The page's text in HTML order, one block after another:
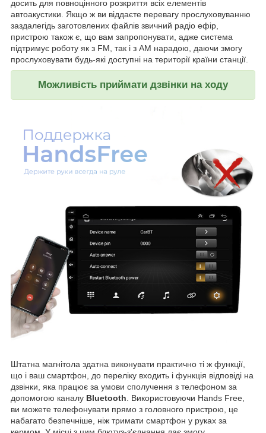
досить для повноцінного розкриття всіх елементів
автоакустики. Якщо ж ви віддаєте перевагу прослуховуванню
заздалегідь заготовлених файлів звичний радіо ефір,
пристрою також є, що вам запропонувати, адже система
підтримує роботу як з FM, так і з AM нарадою, даючи змогу
прослуховувати будь-які доступні на території країни станції.
Можливість приймати дзвінки на ходу
Штатна магнітола здатна виконувати практично ті ж функції,
що і ваш смартфон, до переліку входить і функція відповіді на
дзвінки, яка працює за умови сполучення з телефоном за
допомогою каналу Bluetooth. Використовуючи Hands Free,
ви можете телефонувати прямо з головного пристрою, це
набагато безпечніше, ніж тримати смартфон у руках за